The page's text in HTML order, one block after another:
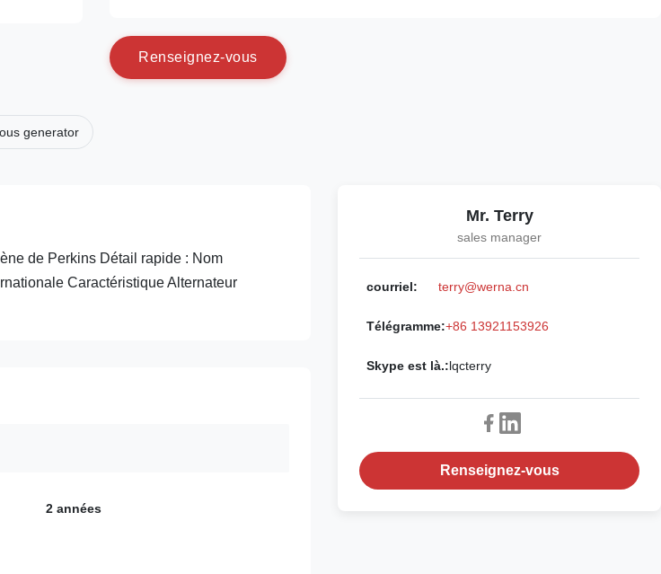
Renseignez-vous
generator
de Perkins Détail rapide : Nom
Caractéristique Alternateur
2 années
Mr. Terry
sales manager
courriel: terry@werna.cn
Télégramme:+86 13921153926
Skype est là.:lqcterry
Renseignez-vous